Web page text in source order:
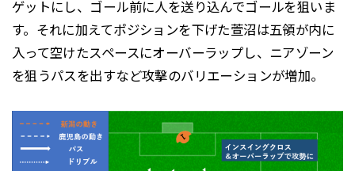
ゲットにし、ゴール前に人を送り込んでゴールを狙いま
す。それに加えてポジションを下げた萱沼は五領が内に
入って空けたスペースにオーバーラップし、ニアゾーン
を狙うパスを出すなど攻撃のバリエーションが増加。